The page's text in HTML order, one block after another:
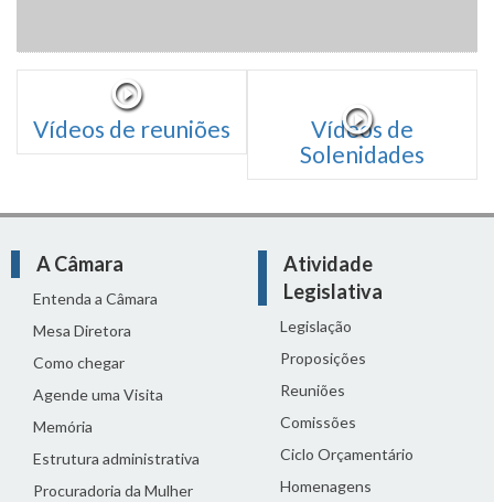
Vídeos de reuniões
Vídeos de
Solenidades
A Câmara
Entenda a Câmara
Mesa Diretora
Como chegar
Agende uma Visita
Memória
Estrutura administrativa
Procuradoria da Mulher
Atividade
Legislativa
Legislação
Proposições
Reuniões
Comissões
Ciclo Orçamentário
Homenagens